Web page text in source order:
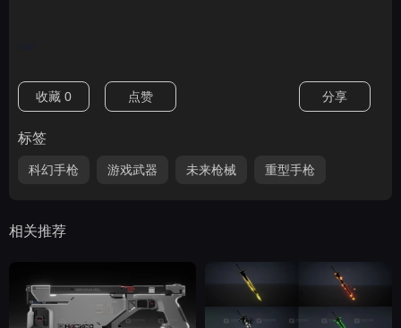
收藏 0 点赞 分享
标签
科幻手枪 游戏武器 未来枪械 重型手枪
相关推荐